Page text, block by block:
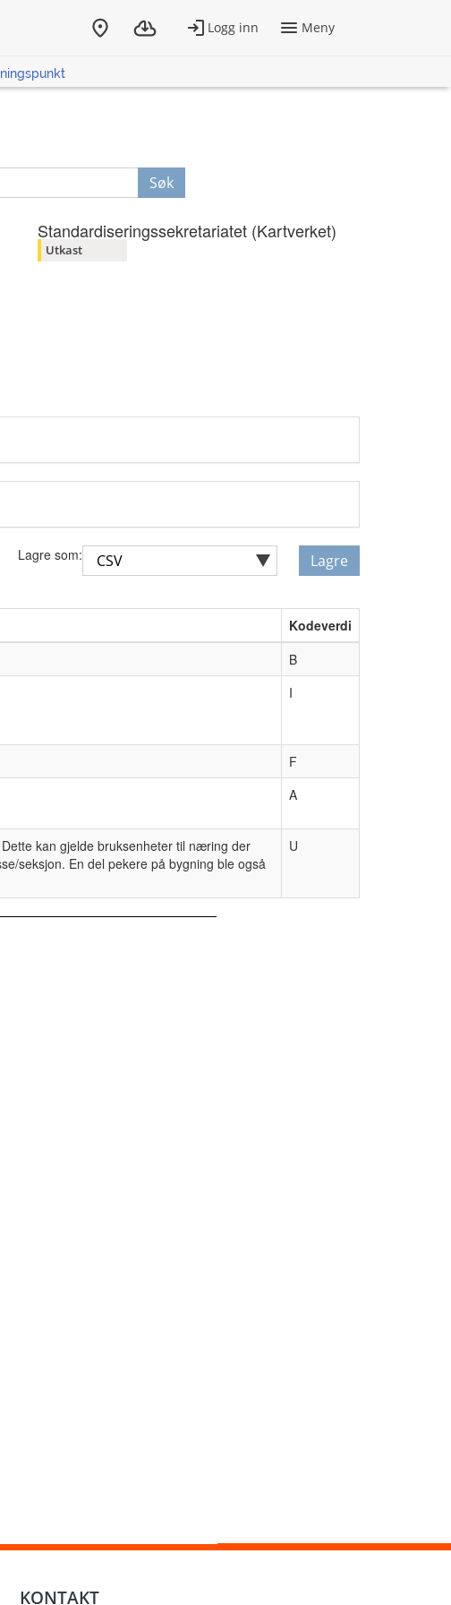
Søk
Standardiseringssekretariatet (Kartverket)
Utkast
Lagre som: Lagre
Kodeverdi
B
I
F
A
kan gjelde bruksenheter til næring der
seksjon. En del pekere på bygning ble også
U